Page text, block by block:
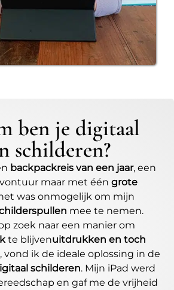
ben je digitaal
schilderen?
backpackreis van een jaar, een
maar met één grote
was onmogelijk om mijn
mee te nemen.
zoek naar een manier om
te blijvenuitdrukken en toch
, vond ik de ideale oplossing in de
schilderen. Mijn iPad werd
en gaf me de vrijheid